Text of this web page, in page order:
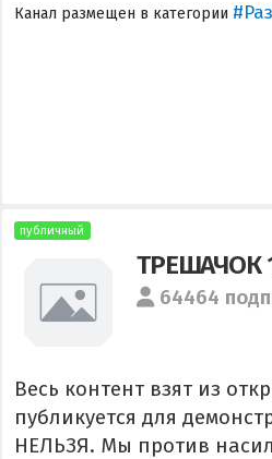
Канал размещен в категории
публичный
ТРЕШАЧОК
64464
Весь контент взят из
публикуется для
НЕЛЬЗЯ. Мы против